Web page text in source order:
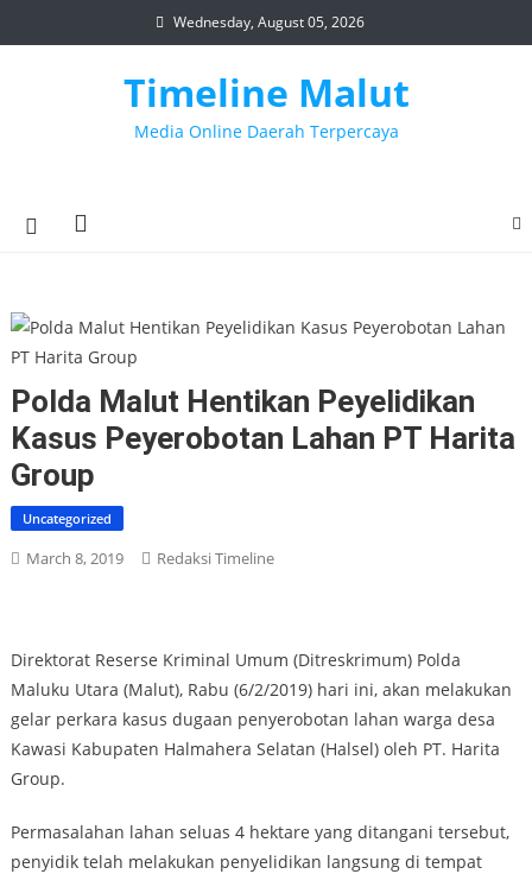
to
Wednesday, August 05, 2026
Timeline Malut
Media Online Daerah Terpercaya
Polda Malut Hentikan Peyelidikan
Kasus Peyerobotan Lahan PT Harita
Group
Uncategorized
March 8, 2019 Redaksi Timeline
Direktorat Reserse Kriminal Umum (Ditreskrimum) Polda
Maluku Utara (Malut), Rabu (6/2/2019) hari ini, akan melakukan
gelar perkara kasus dugaan penyerobotan lahan warga desa
Kawasi Kabupaten Halmahera Selatan (Halsel) oleh PT. Harita
Group.
Permasalahan lahan seluas 4 hektare yang ditangani tersebut,
penyidik telah melakukan penyelidikan langsung di tempat